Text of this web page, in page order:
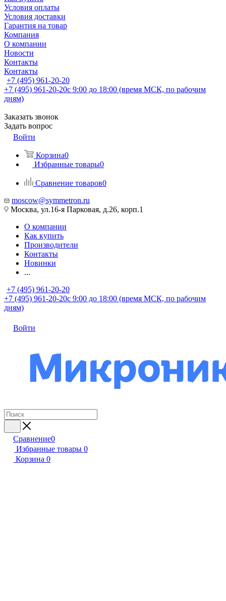
Условия оплаты
Условия доставки
Гарантия на товар
Компания
О компании
Новости
Контакты
Контакты
+7 (495) 961-20-20
+7 (495) 961-20-20с 9:00 до 18:00 (время МСК, по рабочим
дням)
Заказать звонок
Задать вопрос
Войти
Корзина0
Избранные товары0
Сравнение товаров0
moscow@symmetron.ru
Москва, ул.16-я Парковая, д.26, корп.1
О компании
Как купить
Производители
Контакты
Новинки
...
+7 (495) 961-20-20
+7 (495) 961-20-20с 9:00 до 18:00 (время МСК, по рабочим
дням)
Войти
Сравнение0
Избранные товары 0
Корзина 0